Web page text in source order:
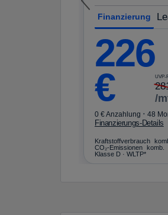
Finanzierung
226
€ UVP-
/
0 € Anzahlung · 48
Finanzierungs-Details
Kraftstoffverbrauch
CO₂-Emissionen
Klasse D · WLTP*